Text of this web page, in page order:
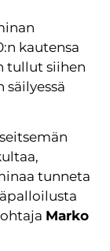
kautensa
tullut siihen
tunneta
Marko